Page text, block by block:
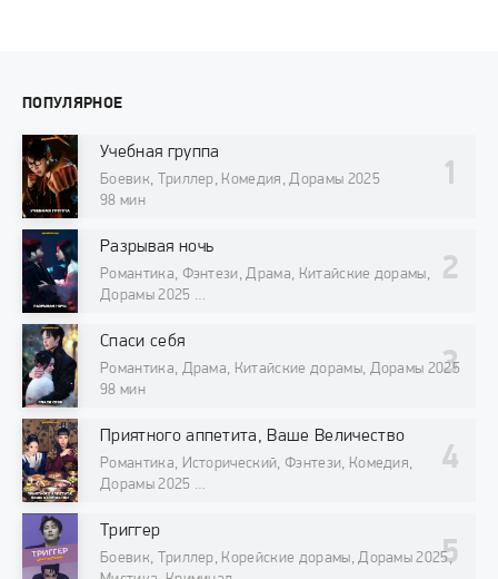
ПОПУЛЯРНОЕ
Учебная группа
Боевик, Триллер, Комедия, Дорамы 2025
98 мин
Разрывая ночь
Романтика, Фэнтези, Драма, Китайские дорамы,
Дорамы 2025
Спаси себя
Романтика, Драма, Китайские дорамы, Дорамы 2025
98 мин
Приятного аппетита, Ваше Величество
Романтика, Исторический, Фэнтези, Комедия,
Дорамы 2025
Триггер
Боевик, Триллер, Корейские дорамы, Дорамы 2025,